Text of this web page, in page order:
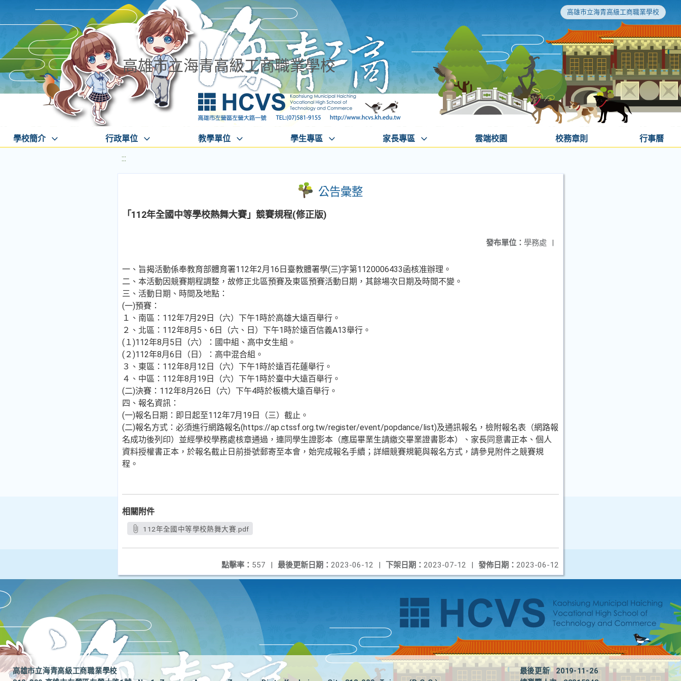
高雄市立海青高級工商職業學校
高雄市立海青高級工商職業學校
學校簡介 行政單位 教學單位 學生專區 家長專區 雲端校園 校務章則 行事曆
:::
公告彙整
「112年全國中等學校熱舞大賽」競賽規程(修正版)
發布單位： 學務處 |
一、旨揭活動係奉教育部體育署112年2月16日臺教體署學(三)字第1120006433函核准辦理。
二、本活動因競賽期程調整，故修正北區預賽及東區預賽活動日期，其餘場次日期及時間不變。
三、活動日期、時間及地點：
(一)預賽：
１、南區：112年7月29日（六）下午1時於高雄大遠百舉行。
２、北區：112年8月5、6日（六、日）下午1時於遠百信義A13舉行。
(１)112年8月5日（六）：國中組、高中女生組。
(２)112年8月6日（日）：高中混合組。
３、東區：112年8月12日（六）下午1時於遠百花蓮舉行。
４、中區：112年8月19日（六）下午1時於臺中大遠百舉行。
(二)決賽：112年8月26日（六）下午4時於板橋大遠百舉行。
四、報名資訊：
(一)報名日期：即日起至112年7月19日（三）截止。
(二)報名方式：必須進行網路報名(https://ap.ctssf.org.tw/register/event/popdance/list)及通訊報名，檢附報名表（網路報
名成功後列印）並經學校學務處核章通過，連同學生證影本（應屆畢業生請繳交畢業證書影本）、家長同意書正本、個人
資料授權書正本，於報名截止日前掛號郵寄至本會，始完成報名手續；詳細競賽規範與報名方式，請參見附件之競賽規
程。
相關附件
112年全國中等學校熱舞大賽.pdf
發佈日期： 2023-06-12
下架日期： 2023-07-12 |
最後更新日期： 2023-06-12 |
點擊率： 557 |
高雄市立海青高級工商職業學校
最後更新
2019-11-26